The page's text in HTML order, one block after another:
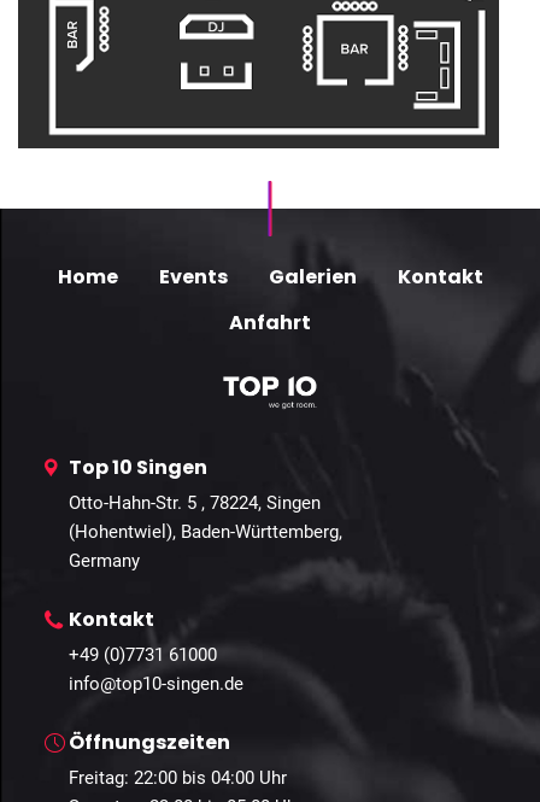
Home Events Galerien
Kontakt
Anfahrt
Top 10 Singen
Otto-Hahn-Str. 5 , 78224, Singen
(Hohentwiel), Baden-Württemberg,
Germany
Kontakt
+49 (0)7731 61000
info@top10-singen.de
Öffnungszeiten
Freitag: 22:00 bis 04:00 Uhr